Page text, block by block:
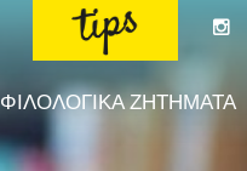
ΦΙΛΟΛΟΓΙΚΑ ΖΗΤΗΜΑΤΑ